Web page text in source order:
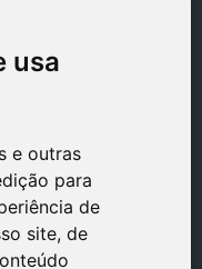
usa
e outras
para
de
site, de
usa
e outras
para
de
site, de